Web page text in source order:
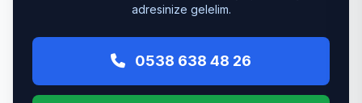
adresinize gelelim.
0538 638 48 26